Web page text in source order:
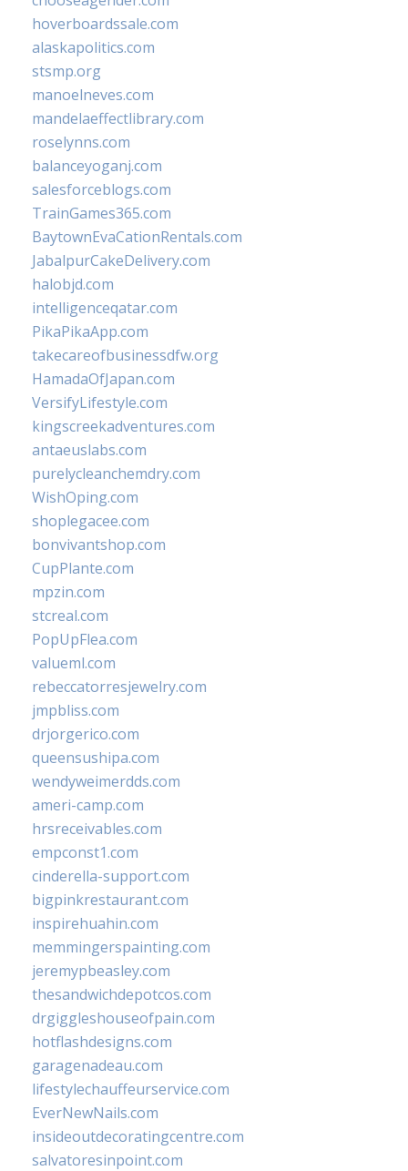
hoverboardssale.com
alaskapolitics.com
stsmp.org
manoelneves.com
mandelaeffectlibrary.com
roselynns.com
balanceyoganj.com
salesforceblogs.com
TrainGames365.com
BaytownEvaCationRentals.com
JabalpurCakeDelivery.com
halobjd.com
intelligenceqatar.com
PikaPikaApp.com
takecareofbusinessdfw.org
HamadaOfJapan.com
VersifyLifestyle.com
kingscreekadventures.com
antaeuslabs.com
purelycleanchemdry.com
WishOping.com
shoplegacee.com
bonvivantshop.com
CupPlante.com
mpzin.com
stcreal.com
PopUpFlea.com
valueml.com
rebeccatorresjewelry.com
jmpbliss.com
drjorgerico.com
queensushipa.com
wendyweimerdds.com
ameri-camp.com
hrsreceivables.com
empconst1.com
cinderella-support.com
bigpinkrestaurant.com
inspirehuahin.com
memmingerspainting.com
jeremypbeasley.com
thesandwichdepotcos.com
drgiggleshouseofpain.com
hotflashdesigns.com
garagenadeau.com
lifestylechauffeurservice.com
EverNewNails.com
insideoutdecoratingcentre.com
salvatoresinpoint.com